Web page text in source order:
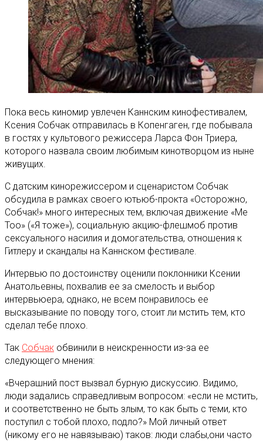
Пока весь киномир увлечен Каннским кинофестивалем,
Ксения Собчак отправилась в Копенгаген, где побывала
в гостях у культового режиссера Ларса Фон Триера,
которого назвала своим любимым кинотворцом из ныне
живущих.
С датским кинорежиссером и сценаристом Собчак
обсудила в рамках своего ютьюб-прокта «Осторожно,
Собчак!» много интересных тем, включая движение «Me
Too» («Я тоже»), социальную акцию-флешмоб против
сексуального насилия и домогательства, отношения к
Гитлеру и скандалы на Каннском фестивале.
Интервью по достоинству оценили поклонники Ксении
Анатольевны, похвалив ее за смелость и выбор
интервьюера, однако, не всем понравилось ее
высказывание по поводу того, стоит ли мстить тем, кто
сделал тебе плохо.
Так Собчак обвинили в неискренности из-за ее
следующего мнения:
«Вчерашний пост вызвал бурную дискуссию. Видимо,
люди задались справедливым вопросом: «если не мстить,
и соответственно не быть злым, то как быть с теми, кто
поступил с тобой плохо, подло?» Мой личный ответ
(никому его не навязываю) таков: люди слабы,они часто